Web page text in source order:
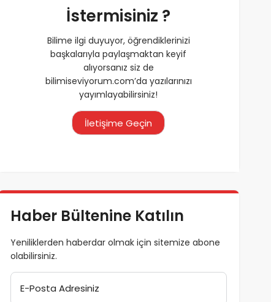
İstermisiniz ?
Bilime ilgi duyuyor, öğrendiklerinizi
başkalarıyla paylaşmaktan keyif
alıyorsanız siz de
bilimiseviyorum.com’da yazılarınızı
yayımlayabilirsiniz!
İletişime Geçin
Haber Bültenine Katılın
Yeniliklerden haberdar olmak için sitemize abone
olabilirsiniz.
E-Posta Adresiniz